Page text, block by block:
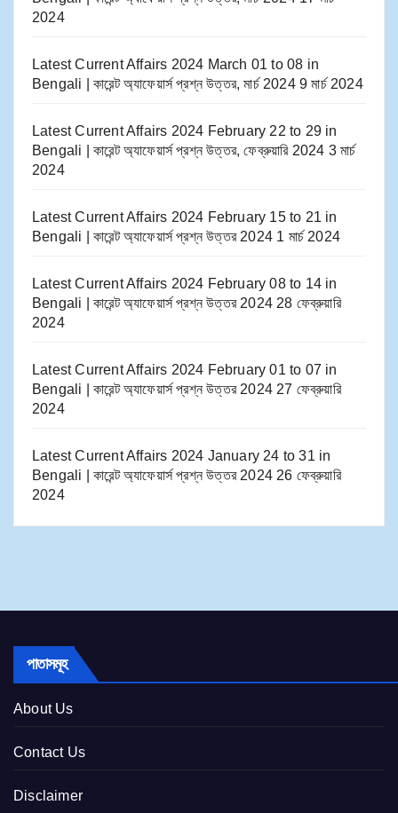
2024
Latest Current Affairs 2024 March 01 to 08​ in
Bengali | কারেন্ট অ্যাফেয়ার্স প্রশ্ন উত্তর, মার্চ 2024 9 মার্চ 2024
Latest Current Affairs 2024 February 22 to 29​ in
Bengali | কারেন্ট অ্যাফেয়ার্স প্রশ্ন উত্তর, ফেব্রুয়ারি 2024 3 মার্চ
2024
Latest Current Affairs 2024 February 15 to 21​ in
Bengali | কারেন্ট অ্যাফেয়ার্স প্রশ্ন উত্তর 2024 1 মার্চ 2024
Latest Current Affairs 2024 February 08 to 14​ in
Bengali | কারেন্ট অ্যাফেয়ার্স প্রশ্ন উত্তর 2024 28 ফেব্রুয়ারি
2024
Latest Current Affairs 2024 February 01 to 07​ in
Bengali | কারেন্ট অ্যাফেয়ার্স প্রশ্ন উত্তর 2024 27 ফেব্রুয়ারি
2024
Latest Current Affairs 2024 January 24 to 31​ in
Bengali | কারেন্ট অ্যাফেয়ার্স প্রশ্ন উত্তর 2024 26 ফেব্রুয়ারি
2024
পাতাসমূহ
About Us
Contact Us
Disclaimer